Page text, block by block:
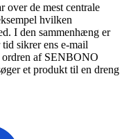
over de mest centrale
hvilken
I den sammenhæng er
sikrer ens e-mail
af SENBONO
et produkt til en dreng